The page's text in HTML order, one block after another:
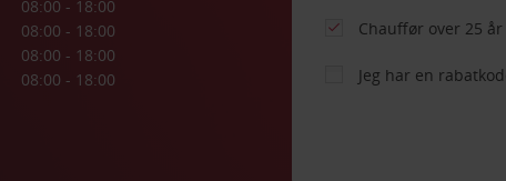
08:00 - 18:00
08:00 - 18:00
08:00 - 18:00
08:00 - 18:00
Chauffør over 25 år
Jeg har en